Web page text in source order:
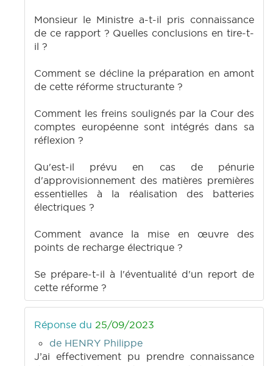
Monsieur le Ministre a-t-il pris connaissance
de ce rapport ? Quelles conclusions en tire-t-
il ?
Comment se décline la préparation en amont
de cette réforme structurante ?
Comment les freins soulignés par la Cour des
comptes européenne sont intégrés dans sa
réflexion ?
Qu'est-il prévu en cas de pénurie
d'approvisionnement des matières premières
essentielles à la réalisation des batteries
électriques ?
Comment avance la mise en œuvre des
points de recharge électrique ?
Se prépare-t-il à l'éventualité d'un report de
cette réforme ?
Réponse du 25/09/2023
de HENRY Philippe
J’ai effectivement pu prendre connaissance